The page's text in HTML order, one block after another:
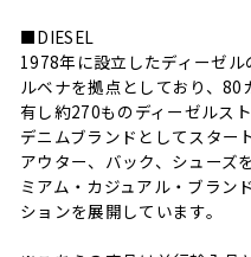
■DIESEL
1978年に設立したディーゼ
ルベナを拠点としており、
有し約270ものディーゼルス
デニムブランドとしてスター
アウター、バック、シューズ
ミアム・カジュアル・ブラン
ションを展開しています。